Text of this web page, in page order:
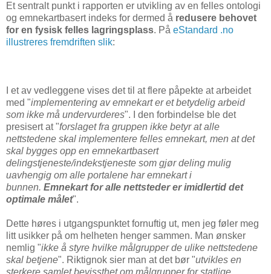
Et sentralt punkt i rapporten er utvikling av en felles ontologi
og emnekartbasert indeks for dermed å redusere behovet
for en fysisk felles lagringsplass. På eStandard .no
illustreres fremdriften slik:
I et av vedleggene vises det til at flere påpekte at arbeidet
med "implementering av emnekart er et betydelig arbeid
som ikke må undervurderes". I den forbindelse ble det
presisert at "forslaget fra gruppen ikke betyr at alle
nettstedene skal implementere felles emnekart, men at det
skal bygges opp en emnekartbasert
delingstjeneste/indekstjeneste som gjør deling mulig
uavhengig om alle portalene har emnekart i
bunnen. Emnekart for alle nettsteder er imidlertid det
optimale målet".
Dette høres i utgangspunktet fornuftig ut, men jeg føler meg
litt usikker på om helheten henger sammen. Man ønsker
nemlig "ikke å styre hvilke målgrupper de ulike nettstedene
skal betjene". Riktignok sier man at det bør "utvikles en